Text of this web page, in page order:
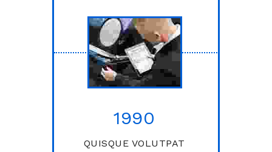
1990
QUISQUE VOLUTPAT